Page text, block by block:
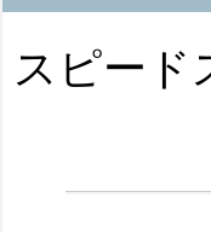
スピード